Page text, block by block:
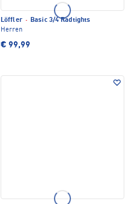
Löffler · Basic 3/4 Radtights
Herren
€ 99,99